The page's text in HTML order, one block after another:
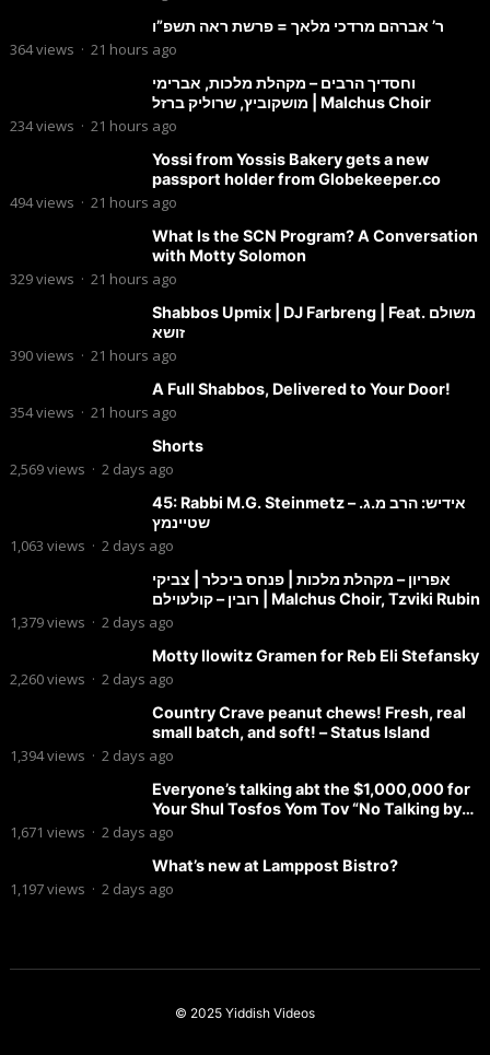
ר’ אברהם מרדכי מלאך = פרשת ראה תשפ”ו
364views · 21 hours ago
וחסדיך הרבים – מקהלת מלכות, אברימי
מושקוביץ, שרוליק ברזל | Malchus Choir
234views · 21 hours ago
Yossi from Yossis Bakery gets a new
passport holder from Globekeeper.co
494views · 21 hours ago
What Is the SCN Program? A Conversation
with Motty Solomon
329views · 21 hours ago
Shabbos Upmix | DJ Farbreng | Feat. משולם
זושא
390views · 21 hours ago
A Full Shabbos, Delivered to Your Door!
354views · 21 hours ago
Shorts
2,569views · 2 days ago
45: Rabbi M.G. Steinmetz – אידיש: הרב מ.ג.
שטיינמץ
1,063 views · 2 days ago
אפריון – מקהלת מלכות | פנחס ביכלר | צביקי
רובין – קולעוילם | Malchus Choir, Tzviki Rubin
1,379views · 2 days ago
Motty Ilowitz Gramen for Reb Eli Stefansky
2,260views · 2 days ago
Country Crave peanut chews! Fresh, real
small batch, and soft! – Status Island
1,394views · 2 days ago
Everyone’s talking abt the $1,000,000 for
Your Shul Tosfos Yom Tov “No Talking by
Davening” movement
1,671 views · 2 days ago
What’s new at Lamppost Bistro?
1,197views · 2 days ago
© 2025 Yiddish Videos